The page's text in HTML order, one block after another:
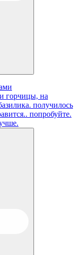
горчицы, на
получилось
попробуйте.